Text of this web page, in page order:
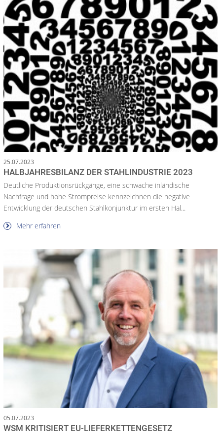
25.07.2023
HALBJAHRESBILANZ DER STAHLINDUSTRIE 2023
Deutliche Produktionsrückgänge, eine schwache inländische
Nachfrage und hohe Strompreise kennzeichnen die negative
Entwicklung der deutschen Stahlkonjunktur im ersten Hal...
Mehr erfahren
05.07.2023
WSM KRITISIERT EU-LIEFERKETTENGESETZ